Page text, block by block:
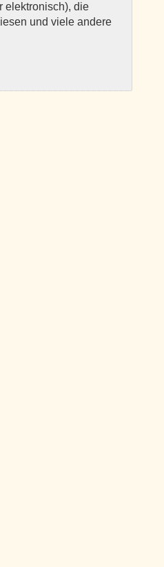
elektronisch), die
und viele andere